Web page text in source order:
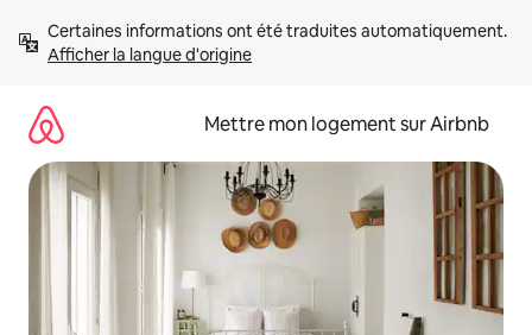
directement
Afficher la langue d'origine
Mettre mon logement sur Airbnb